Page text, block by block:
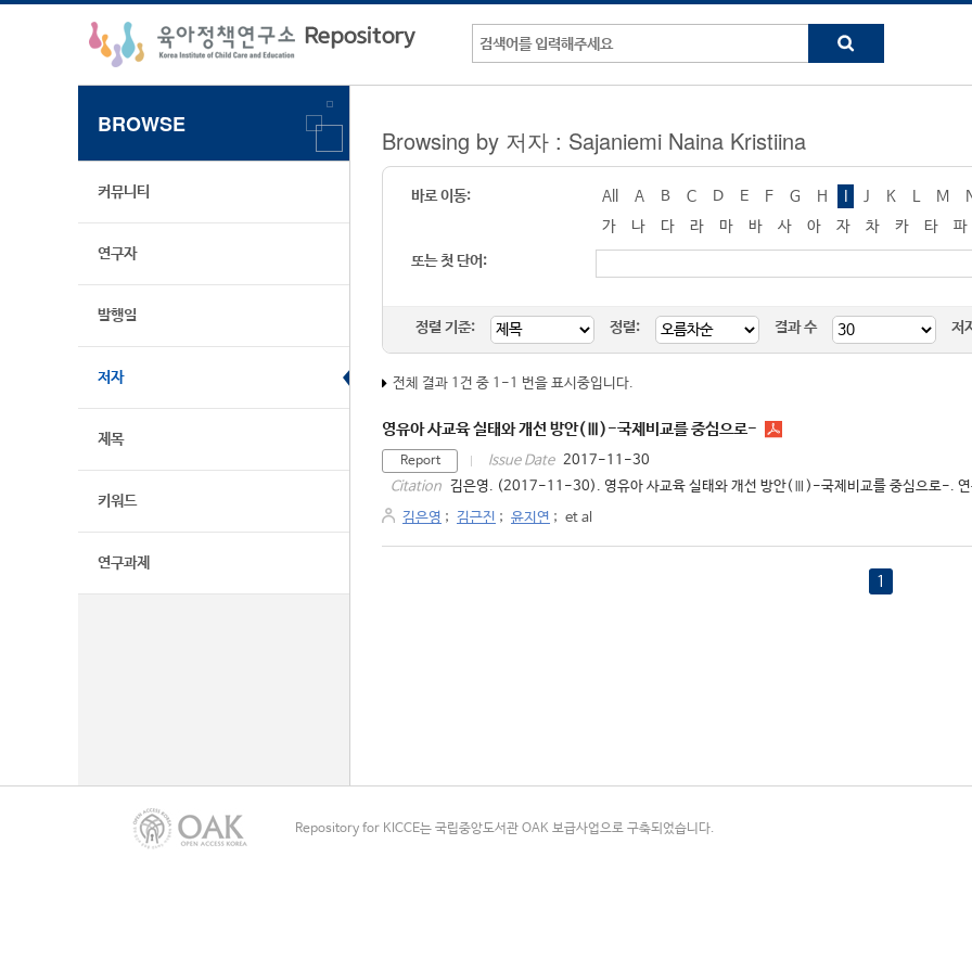
BROWSE
커뮤니티
연구자
발행일
저자
제목
키워드
연구과제
Browsing by 저자 : Sajaniemi Naina Kristiina
바로 이동: All A B C D E F G H J K M
가
나 다 라 마 바 사 아 자 차 카 타 파
또는 첫 단어:
정렬 기준: 정렬: 결과 수 저
전체 결과 1건 중 1-1 번을 표시중입니다.
영유아 사교육 실태와 개선 방안(Ⅲ)-국제비교를 중심으로-
Report Issue Date 2017-11-30
Citation 김은영. (2017-11-30). 영유아 사교육 실태와 개선 방안(Ⅲ)-국제비교를 중심으로-.
김은영 ; 김근진 ; 윤지연 ; et al
1
Repository for KICCE는 국립중앙도서관 OAK 보급사업으로 구축되었습니다.